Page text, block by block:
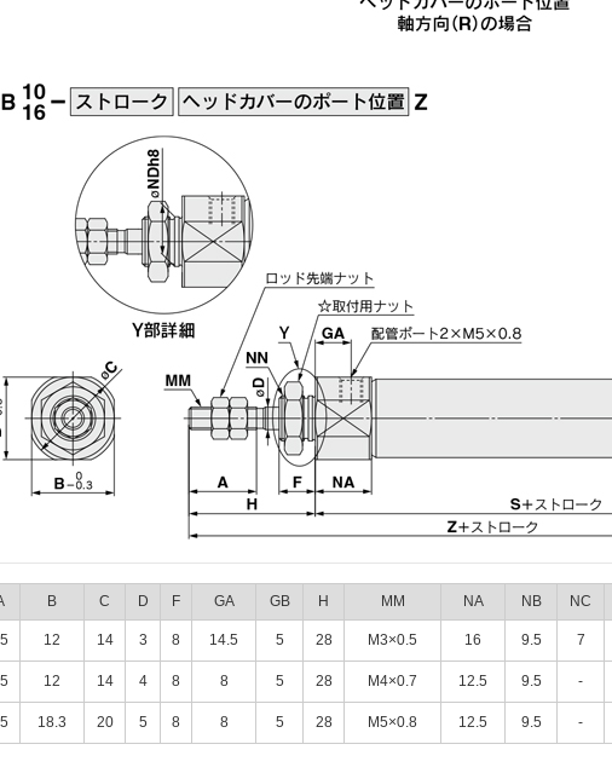
B C D F GA GB H MM NA NB NC
12 14 3 8 14.5 5 28 M3×0.5 16 9.5 7
12 14 4 8 8 5 28 M4×0.7 12.5 9.5 -
18.3 20 5 8 8 5 28 M5×0.8 12.5 9.5 -